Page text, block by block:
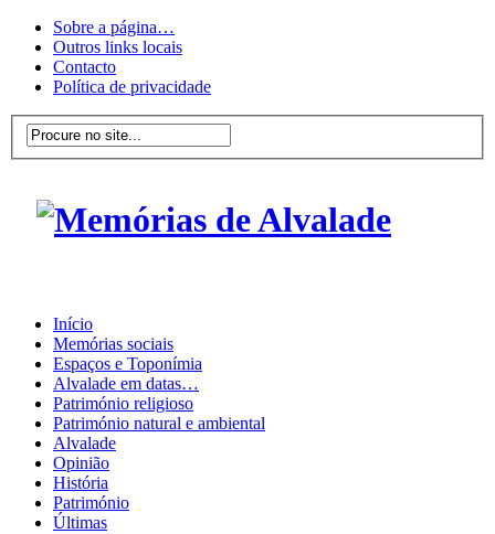
Sobre a página…
Outros links locais
Contacto
Política de privacidade
Início
Memórias sociais
Espaços e Toponímia
Alvalade em datas…
Património religioso
Património natural e ambiental
Alvalade
Opinião
História
Património
Últimas